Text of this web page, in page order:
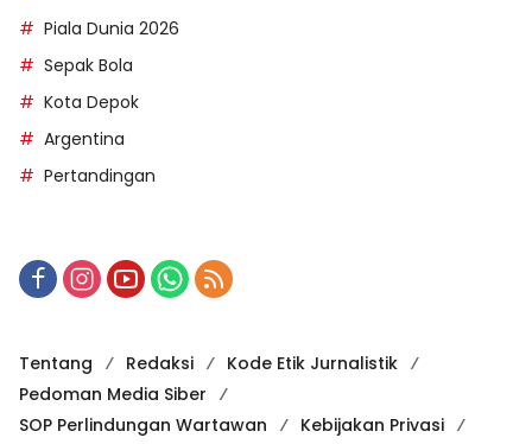
Piala Dunia 2026
Sepak Bola
Kota Depok
Argentina
Pertandingan
Tentang Redaksi
Kode Etik Jurnalistik
Pedoman Media Siber
SOP Perlindungan Wartawan
Kebijakan Privasi